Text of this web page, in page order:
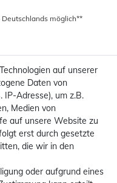
möglich**
auf unserer
Daten von
IP-Adresse), um z.B.
Medien von
auf unsere Website zu
erst durch gesetzte
die wir in den
oder aufgrund eines